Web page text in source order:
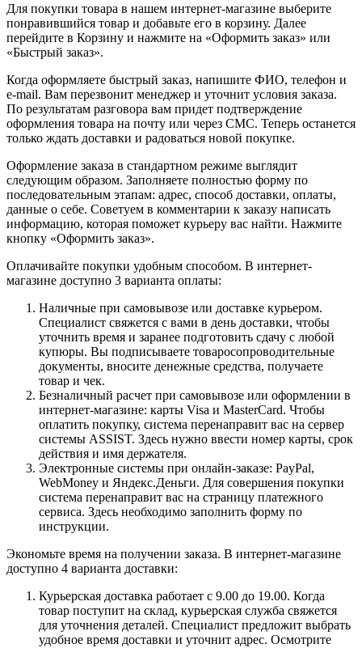
Для покупки товара в нашем интернет-магазине выберите
понравившийся товар и добавьте его в корзину. Далее
перейдите в Корзину и нажмите на «Оформить заказ» или
«Быстрый заказ».
Когда оформляете быстрый заказ, напишите ФИО, телефон и
e-mail. Вам перезвонит менеджер и уточнит условия заказа.
По результатам разговора вам придет подтверждение
оформления товара на почту или через СМС. Теперь останется
только ждать доставки и радоваться новой покупке.
Оформление заказа в стандартном режиме выглядит
следующим образом. Заполняете полностью форму по
последовательным этапам: адрес, способ доставки, оплаты,
данные о себе. Советуем в комментарии к заказу написать
информацию, которая поможет курьеру вас найти. Нажмите
кнопку «Оформить заказ».
Оплачивайте покупки удобным способом. В интернет-
магазине доступно 3 варианта оплаты:
Наличные при самовывозе или доставке курьером.
Специалист свяжется с вами в день доставки, чтобы
уточнить время и заранее подготовить сдачу с любой
купюры. Вы подписываете товаросопроводительные
документы, вносите денежные средства, получаете
товар и чек.
Безналичный расчет при самовывозе или оформлении в
интернет-магазине: карты Visa и MasterCard. Чтобы
оплатить покупку, система перенаправит вас на сервер
системы ASSIST. Здесь нужно ввести номер карты, срок
действия и имя держателя.
Электронные системы при онлайн-заказе: PayPal,
WebMoney и Яндекс.Деньги. Для совершения покупки
система перенаправит вас на страницу платежного
сервиса. Здесь необходимо заполнить форму по
инструкции.
Экономьте время на получении заказа. В интернет-магазине
доступно 4 варианта доставки:
Курьерская доставка работает с 9.00 до 19.00. Когда
товар поступит на склад, курьерская служба свяжется
для уточнения деталей. Специалист предложит выбрать
удобное время доставки и уточнит адрес. Осмотрите